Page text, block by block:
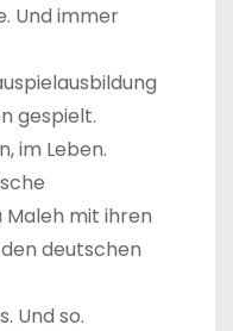
Und immer
gespielt.
im Leben.
mit ihren
deutschen
Und so.